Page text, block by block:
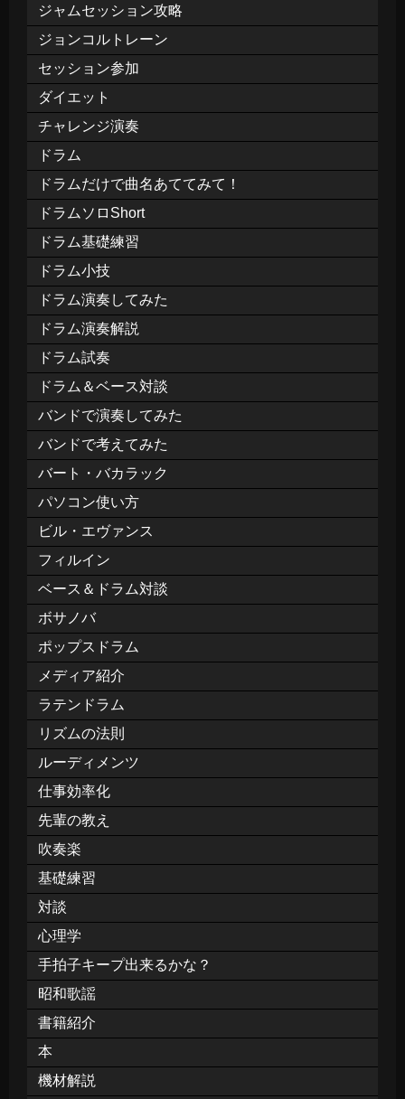
ジャムセッション攻略
ジョンコルトレーン
セッション参加
ダイエット
チャレンジ演奏
ドラム
ドラムだけで曲名あててみて！
ドラムソロShort
ドラム基礎練習
ドラム小技
ドラム演奏してみた
ドラム演奏解説
ドラム試奏
ドラム＆ベース対談
バンドで演奏してみた
バンドで考えてみた
バート・バカラック
パソコン使い方
ビル・エヴァンス
フィルイン
ベース＆ドラム対談
ボサノバ
ポップスドラム
メディア紹介
ラテンドラム
リズムの法則
ルーディメンツ
仕事効率化
先輩の教え
吹奏楽
基礎練習
対談
心理学
手拍子キープ出来るかな？
昭和歌謡
書籍紹介
本
機材解説